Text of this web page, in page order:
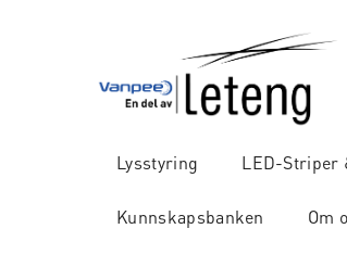
Lysstyring LED-Striper
Kunnskapsbanken Om